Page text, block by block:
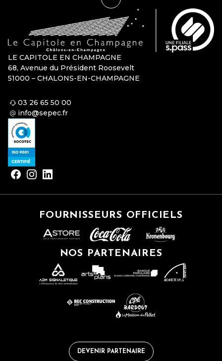
LE CAPITOLE EN CHAMPAGNE
68, Avenue du Président Roosevelt
51000 – CHALONS-EN-CHAMPAGNE
03 26 65 50 00
info@sepec.fr
FOURNISSEURS OFFICIELS
NOS PARTENAIRES
DEVENIR PARTENAIRE